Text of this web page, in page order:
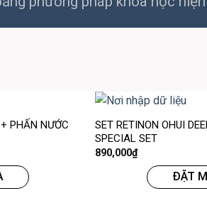
PHẤN NƯỚC
SET RETINON OHUI
SPECIAL SET
890,000₫
ĐẶT